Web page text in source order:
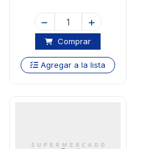
Comprar
Agregar a la lista